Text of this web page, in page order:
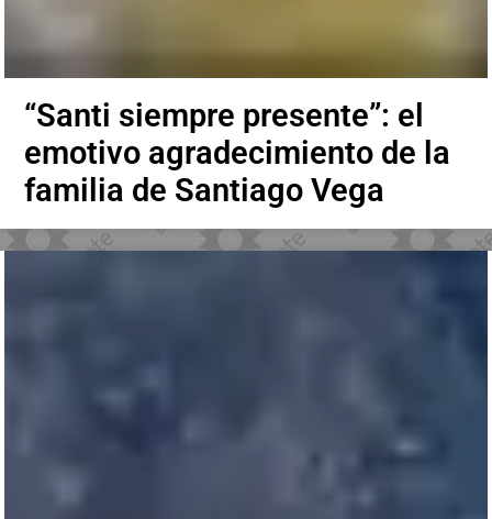
“Santi siempre presente”: el
emotivo agradecimiento de la
familia de Santiago Vega